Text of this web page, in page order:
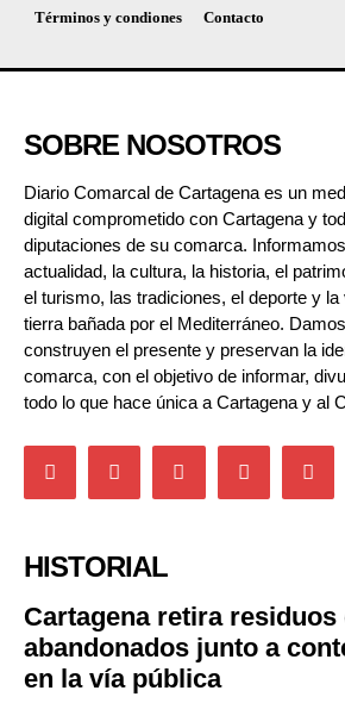
Términos y condiones Contacto
SOBRE NOSOTROS
Diario Comarcal de Cartagena es un
digital comprometido con Cartagena y
diputaciones de su comarca.
actualidad, la cultura, la historia, el
el turismo, las tradiciones, el deporte y
tierra bañada por el Mediterráneo.
construyen el presente y preservan la
comarca, con el objetivo de informar,
todo lo que hace única a Cartagena y al
HISTORIAL
Cartagena retira
abandonados junto a
en la vía pública